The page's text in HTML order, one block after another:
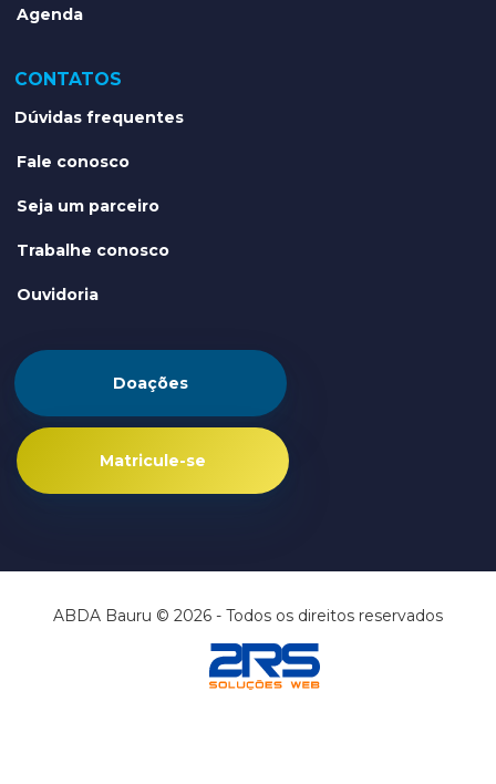
Agenda
CONTATOS
Dúvidas frequentes
Fale conosco
Seja um parceiro
Trabalhe conosco
Ouvidoria
Doações
Matricule-se
ABDA Bauru © 2026 - Todos os direitos reservados